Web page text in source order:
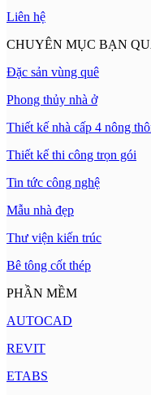
Liên hệ
CHUYÊN MỤC BẠN
Đặc sản vùng quê
Phong thủy nhà ở
Thiết kế nhà cấp 4 nông
Thiết kế thi công trọn gói
Tin tức công nghệ
Mẫu nhà đẹp
Thư viện kiến trúc
Bê tông cốt thép
PHẦN MỀM
AUTOCAD
REVIT
ETABS